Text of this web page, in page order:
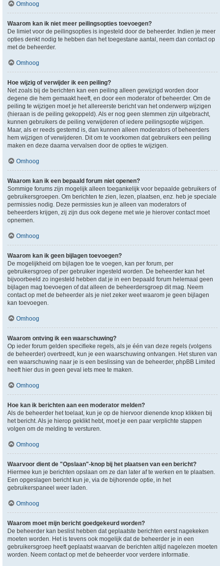
Omhoog
Waarom kan ik niet meer peilingsopties toevoegen?
De limiet voor de peilingsopties is ingesteld door de beheerder. Indien je meer
opties denkt nodig te hebben dan het toegestane aantal, neem dan contact op
met de beheerder.
Omhoog
Hoe wijzig of verwijder ik een peiling?
Net zoals bij de berichten kan een peiling alleen gewijzigd worden door
degene die hem gemaakt heeft, en door een moderator of beheerder. Om de
peiling te wijzigen moet je het allereerste bericht van het onderwerp wijzigen
(hieraan is de peiling gekoppeld). Als er nog geen stemmen zijn uitgebracht,
kunnen gebruikers de peiling verwijderen of iedere peilingsoptie wijzigen.
Maar, als er reeds gestemd is, dan kunnen alleen moderators of beheerders
hem wijzigen of verwijderen. Dit om te voorkomen dat gebruikers een peiling
maken en deze daarna vervalsen door de opties te wijzigen.
Omhoog
Waarom kan ik een bepaald forum niet openen?
Sommige forums zijn mogelijk alleen toegankelijk voor bepaalde gebruikers of
gebruikersgroepen. Om berichten te zien, lezen, plaatsen, enz. heb je speciale
permissies nodig. Deze permissies kun je alleen van moderators of
beheerders krijgen, zij zijn dus ook degene met wie je hierover contact moet
opnemen.
Omhoog
Waarom kan ik geen bijlagen toevoegen?
De mogelijkheid om bijlagen toe te voegen, kan per forum, per
gebruikersgroep of per gebruiker ingesteld worden. De beheerder kan het
bijvoorbeeld zo ingesteld hebben dat je in een bepaald forum helemaal geen
bijlagen mag toevoegen of dat alleen de beheerdersgroep dit mag. Neem
contact op met de beheerder als je niet zeker weet waarom je geen bijlagen
kan toevoegen.
Omhoog
Waarom ontving ik een waarschuwing?
Op ieder forum gelden specifieke regels, als je één van deze regels (volgens
de beheerder) overtreedt, kun je een waarschuwing ontvangen. Het sturen van
een waarschuwing naar je is een beslissing van de beheerder, phpBB Limited
heeft hier dus in geen geval iets mee te maken.
Omhoog
Hoe kan ik berichten aan een moderator melden?
Als de beheerder het toelaat, kun je op de hiervoor dienende knop klikken bij
het bericht. Als je hierop geklikt hebt, moet je een paar verplichte stappen
volgen om de melding te versturen.
Omhoog
Waarvoor dient de "Opslaan"-knop bij het plaatsen van een bericht?
Hiermee kun je berichten opslaan om ze dan later af te werken en te plaatsen.
Een opgeslagen bericht kun je, via de bijhorende optie, in het
gebruikerspaneel weer laden.
Omhoog
Waarom moet mijn bericht goedgekeurd worden?
De beheerder kan beslist hebben dat geplaatste berichten eerst nagekeken
moeten worden. Het is tevens ook mogelijk dat de beheerder je in een
gebruikersgroep heeft geplaatst waarvan de berichten altijd nagelezen moeten
worden. Neem contact op met de beheerder voor verdere informatie.